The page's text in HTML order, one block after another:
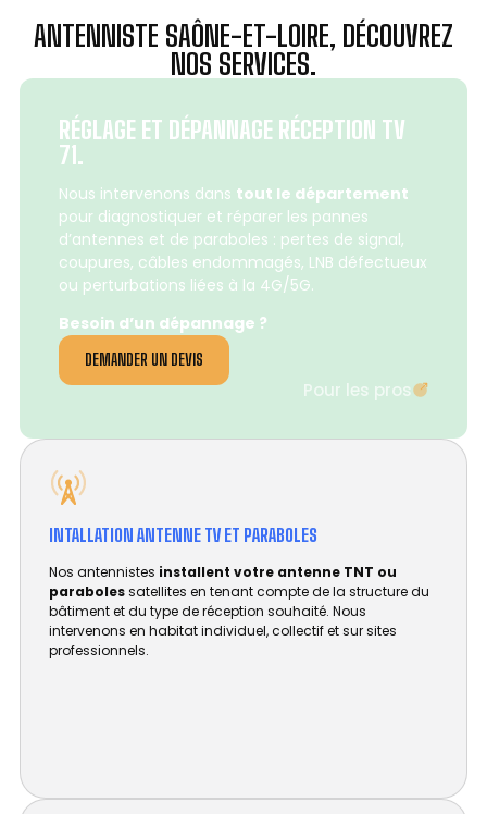
ANTENNISTE SAÔNE-ET-LOIRE, DÉCOUVREZ
NOS SERVICES.
INTALLATION ANTENNE TV ET PARABOLES
Nos antennistes installent votre antenne TNT ou
parabolessatellites en tenant compte de la structure du
bâtiment et du type de réception souhaité. Nous
intervenons en habitat individuel, collectif et sur sites
professionnels.
RÉGLAGE ET DÉPANNAGE RÉCEPTION TV
71.
Nous intervenons dans tout le département
pour diagnostiquer et réparer les pannes
d’antennes et de paraboles : pertes de signal,
coupures, câbles endommagés, LNB défectueux
ou perturbations liées à la 4G/5G.
Besoin d’un dépannage ?
DEMANDER UN DEVIS
Pour les pros